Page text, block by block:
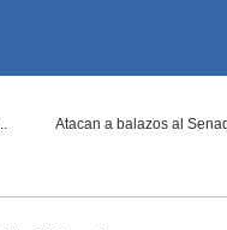
Atacan a balazos al